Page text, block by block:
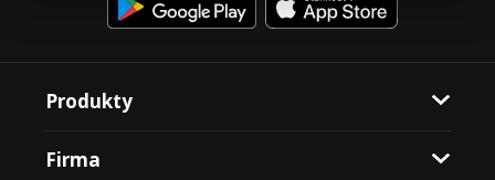
Produkty
Firma